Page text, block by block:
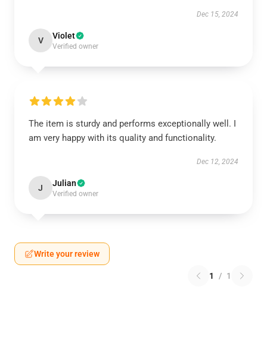
Dec 15, 2024
V Violet
Verified owner
The item is sturdy and performs exceptionally well. I
am very happy with its quality and functionality.
Dec 12, 2024
J Julian
Verified owner
Write your review
1 / 1